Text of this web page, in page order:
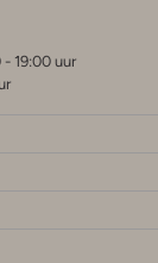
19:00 uur